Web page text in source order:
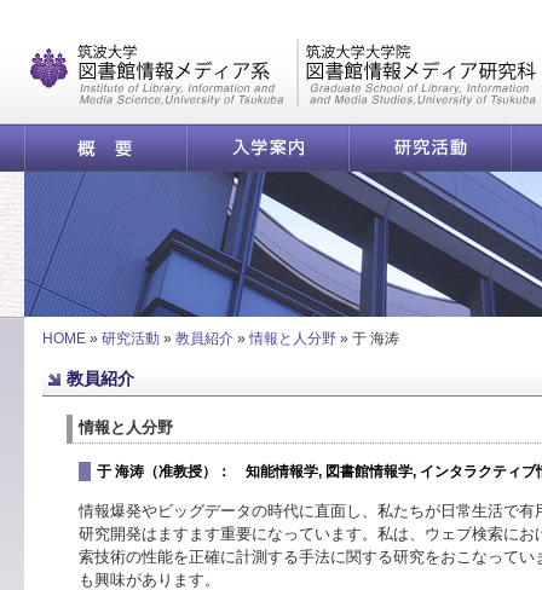
概要 入学案内 研究活動
于 海涛 | 筑波大学 図書館
HOME » 研究活動 » 教員紹介 »情報と人分野 » 于 海涛
教員紹介
情報と人分野
于 海涛（准教授）： 知能情報学, 図書館情報学, インタラクティブ
情報爆発やビッグデータの時代に直面し、私たちが日常生活で
研究開発はますます重要になっています。私は、ウェブ検索に
索技術の性能を正確に計測する手法に関する研究をおこなって
も興味があります。